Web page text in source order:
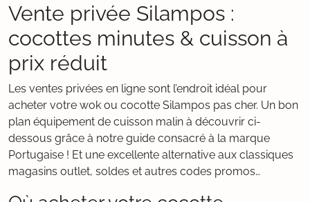
Vente privée Silampos :
cocottes minutes & cuisson à
prix réduit
Les ventes privées en ligne sont l’endroit idéal pour
acheter votre wok ou cocotte Silampos pas cher. Un bon
plan équipement de cuisson malin à découvrir ci-
dessous grâce à notre guide consacré à la marque
Portugaise ! Et une excellente alternative aux classiques
magasins outlet, soldes et autres codes promos…